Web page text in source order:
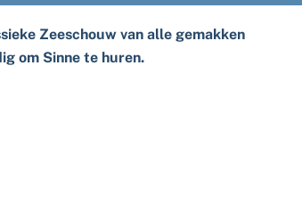
Zeeschouw van alle gemakken
om Sinne te huren.